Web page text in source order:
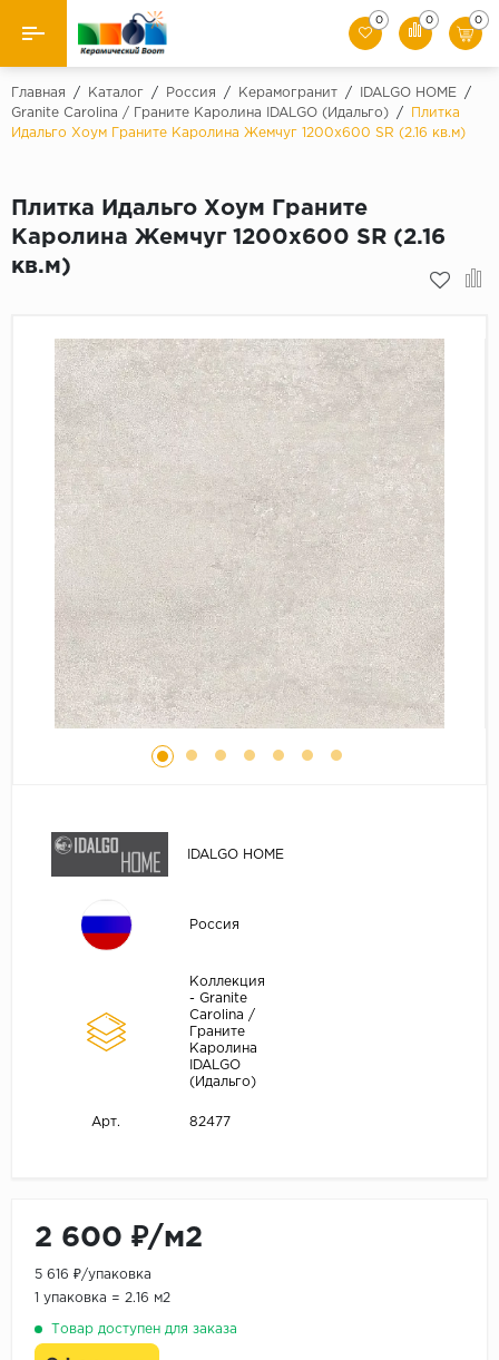
Назад
Производители
Керамогранит
Искусственный камень
Клинкер
0 0 0
Главная / Каталог / Россия / Керамогранит / IDALGO HOME
/
Granite Carolina / Граните Каролина IDALGO (Идальго)
/
Плитка
Идальго Хоум Граните Каролина Жемчуг 1200x600 SR (2.16 кв.м)
Плитка Идальго Хоум Граните
Каролина Жемчуг 1200x600 SR (2.16
кв.м)
IDALGO HOME
Россия
Коллекция
- Granite
Carolina /
Граните
Каролина
IDALGO
(Идальго)
Арт. 82477
2 600 ₽/м2
5 616 ₽/упаковка
1 упаковка = 2.16 м2
Товар доступен для заказа